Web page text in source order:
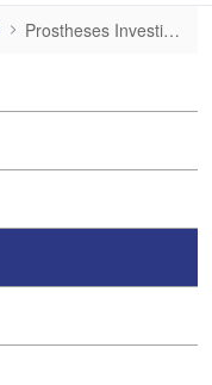
Prostheses Investigations